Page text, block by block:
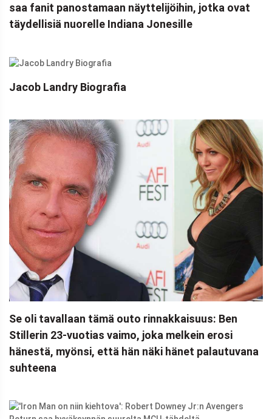
saa fanit panostamaan näyttelijöihin, jotka ovat
täydellisiä nuorelle Indiana Jonesille
Jacob Landry Biografia
Se oli tavallaan tämä outo rinnakkaisuus: Ben
Stillerin 23-vuotias vaimo, joka melkein erosi
hänestä, myönsi, että hän näki hänet palautuvana
suhteena